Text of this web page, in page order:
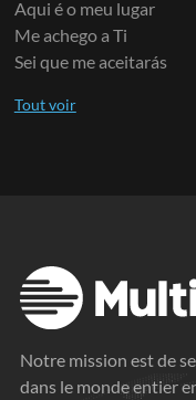
Aqui é o meu lugar
Me achego a Ti
Sei que me aceitarás
Notre mission est de
dans le monde entier